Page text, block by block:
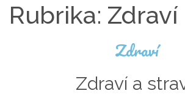
Rubrika: Zdraví
Zdraví
Zdraví a